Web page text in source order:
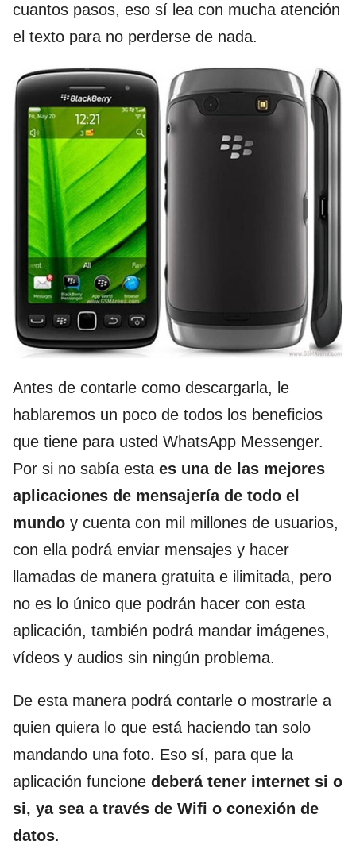
cuantos pasos, eso sí lea con mucha atención
el texto para no perderse de nada.
Antes de contarle como descargarla, le
hablaremos un poco de todos los beneficios
que tiene para usted WhatsApp Messenger.
Por si no sabía esta es una de las mejores
aplicaciones de mensajería de todo el
mundo y cuenta con mil millones de usuarios,
con ella podrá enviar mensajes y hacer
llamadas de manera gratuita e ilimitada, pero
no es lo único que podrán hacer con esta
aplicación, también podrá mandar imágenes,
vídeos y audios sin ningún problema.
De esta manera podrá contarle o mostrarle a
quien quiera lo que está haciendo tan solo
mandando una foto. Eso sí, para que la
aplicación funcione deberá tener internet si o
si, ya sea a través de Wifi o conexión de
datos.